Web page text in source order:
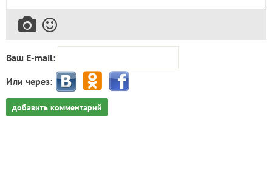
Ваш E-mail:
Или через:
добавить комментарий